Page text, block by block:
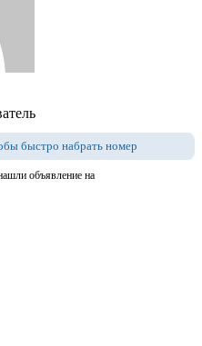
быстро набрать номер
объявление на